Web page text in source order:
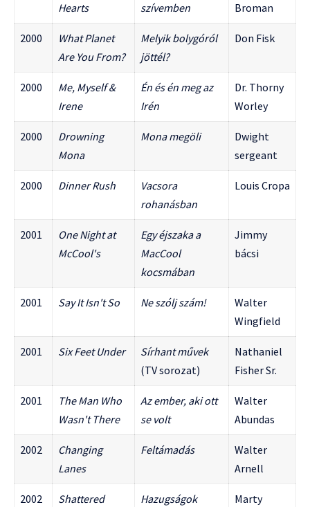
Hearts
szívemben
Broman
2000
What Planet
Are You From?
Melyik bolygóról
jöttél?
Don Fisk
2000
Me, Myself &
Irene
Én és én meg az
Irén
Dr. Thorny
Worley
2000
Drowning
Mona
Mona megöli
Dwight
sergeant
2000 Dinner Rush
Vacsora
rohanásban
Louis Cropa
2001
One Night at
McCool's
Egy éjszaka a
MacCool
kocsmában
Jimmy
bácsi
2001 Say It Isn't So Ne szólj szám!
Walter
Wingfield
2001 Six Feet Under
Sírhant művek
(TV sorozat)
Nathaniel
Fisher Sr.
2001
The Man Who
Wasn't There
Az ember, aki ott
se volt
Walter
Abundas
2002
Changing
Lanes
Feltámadás
Walter
Arnell
2002
Shattered
Hazugságok
Marty